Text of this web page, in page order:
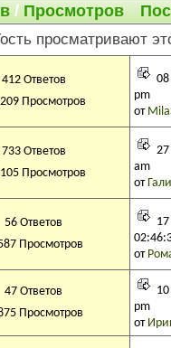
/ Просмотров
просматривают
412 Ответов
Просмотров
pm
от
733 Ответов
Просмотров
27
am
от
56 Ответов
Просмотров
от
47 Ответов
Просмотров
pm
от